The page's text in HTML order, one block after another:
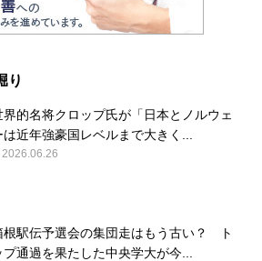
り
界的名将クロップ氏が「日本とノルウェ
は近年強豪国レベルまで大きく...
2026.06.26
根駅伝予選会の集団走はもう古い？ ト
プ通過を果たした中央学大が今...